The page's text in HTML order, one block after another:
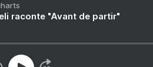
raconte "Avant de partir"